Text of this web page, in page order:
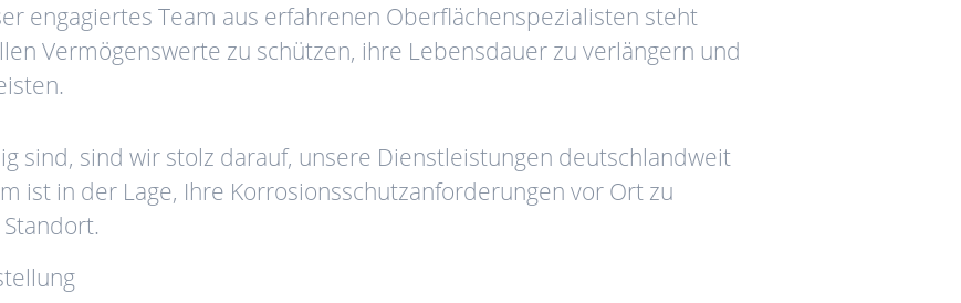
engagiertes Team aus erfahrenen Oberflächenspezialisten steht
Vermögenswerte zu schützen, ihre Lebensdauer zu verlängern und
sind, sind wir stolz darauf, unsere Dienstleistungen deutschlandweit
ist in der Lage, Ihre Korrosionsschutzanforderungen vor Ort zu